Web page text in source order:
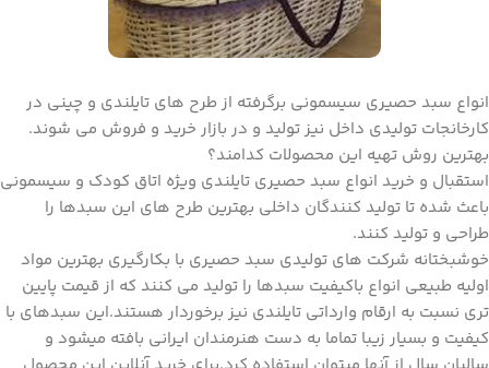
انواع سبد حصیری سیسمونی برگرفته از طرح های تایلندی و چینی در
کارخانجات تولیدی داخل نیز تولید و در بازار خرید و فروش می شوند.
بهترین روش تهیه این محصولات کدامند؟
استقبال و خرید انواع سبد حصیری تایلندی ویژه اتاق کودک و سیسمونی
باعث شده تا تولید کنندگان داخلی بهترین طرح های این سبدها را
طراحی و تولید کنند.
خوشبختانه شرکت های تولیدی سبد حصیری با بکارگیری بهترین مواد
اولیه طبیعی انواع باکیفیت سبدها را تولید می کنند که از قیمت پایین
تری نسبت به ارقام وارداتی تایلندی نیز برخوردار هستند.این سبدهای با
کیفیت و بسیار زیبا تماما به دست هنرمندان ایرانی بافته میشود و